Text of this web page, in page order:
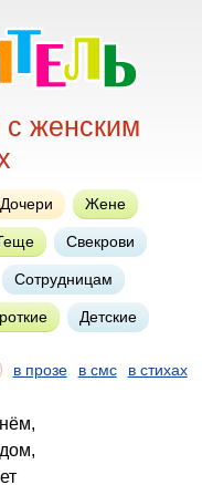
с женским
Дочери Жене
Свекрови
Сотрудницам
Детские
в прозе в смс в стихах